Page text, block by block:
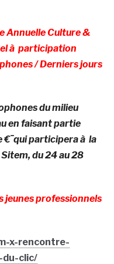
Annuelle Culture &
à participation
/ Derniers jours
du milieu
en faisant partie
€¯qui participera à la
du 24 au 28
jeunes professionnels
x-rencontre-
du-clic/